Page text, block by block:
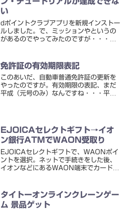
い
dポイントクラブアプリを新規インストー
ルしました。で、ミッションやというの
があるのでやってみたのですが・・・な
ョンが表示され、そのうち一番下のだけ
達成できました。ミッシ...
免許証の有効期限表記
このあいだ、自動車普通免許証の更新を
やったのですが。有効期限の表記、まだ
平成（元号のみ）なんですね・・・平成
から順次ってことみたい...
EJOICAセレクトギフト→イオ
ン銀行ATMでWAON受取り
EJOICAセレクトギフトで、WAONポイ
ントを選択。ネットで手続きをした後、
イオンなどにあるWAON端末でカードに
ド」に入れたかったのですが、そのやり
方がどこに書い...
タイトーオンラインクレーンゲー
ム 景品ゲット